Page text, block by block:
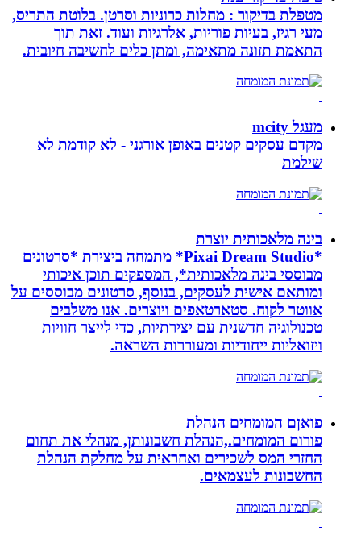
מטפלת בדיקור : מחלות כרוניות וסרטן. בלוטת התריס,
מעי רגיז, בעיות פוריות, אלרגיות ועוד. זאת תוך
התאמת תזונה מתאימה, ומתן כלים לחשיבה חיובית.
מעגל mcity
מקדם עסקים קטנים באופן אורגני - לא קודמת לא
שילמת
בינה מלאכותית יוצרת
*Pixai Dream Studio* מתמחה ביצירת *סרטונים
מבוססי בינה מלאכותית*, המספקים תוכן איכותי
ומותאם אישית לעסקים, בנוסף, סרטונים מבוססים על
אווטר לקוח. סטארטאפים ויוצרים. אנו משלבים
טכנולוגיה חדשנית עם יצירתיות, כדי לייצר חוויות
ויזואליות ייחודיות ומעוררות השראה.
פואןם המומחים הנהלת
פורום המומחים.,הנהלת חשבונותן, מנהלי את תחום
החזרי המס לשכירים ואחראית על מחלקת הנהלת
החשבונות לעצמאים.